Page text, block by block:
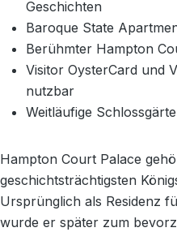
Geschichten
Baroque State
Berühmter Hampton
Visitor OysterCard und
nutzbar
Weitläufige
Hampton Court Palace
geschichtsträchtigsten
Ursprünglich als Residenz
wurde er später zum